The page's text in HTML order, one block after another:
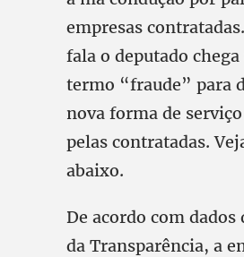
empresas
fala o deputado chega
termo “fraude” para
nova forma de
pelas contratadas.
abaixo.
De acordo com dados
da Transparência, a